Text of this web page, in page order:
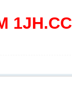
1JH.CC